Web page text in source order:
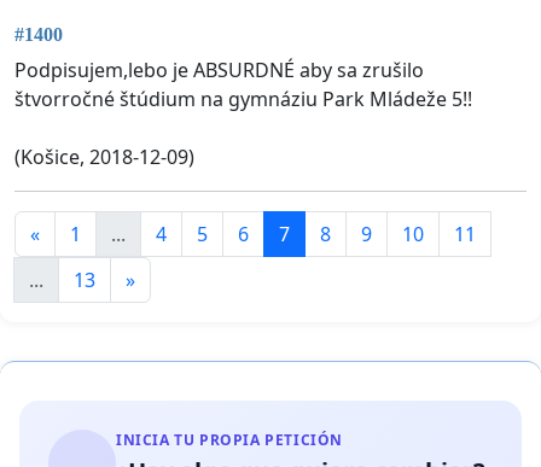
#1400
Podpisujem,lebo je ABSURDNÉ aby sa zrušilo
štvorročné štúdium na gymnáziu Park Mládeže 5!!
(Košice, 2018-12-09)
« 1 ... 4 5 6 7 8 9 10
11
...
13 »
INICIA TU PROPIA PETICIÓN